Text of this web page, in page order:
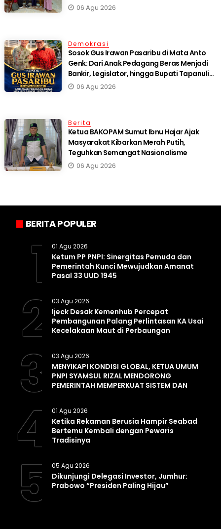
06 Agu 2026
Demokrasi
Sosok Gus Irawan Pasaribu di Mata Anto
Genk: Dari Anak Pedagang Beras Menjadi
Bankir, Legislator, hingga Bupati Tapanuli
Selatan
06 Agu 2026
Berita
Ketua BAKOPAM Sumut Ibnu Hajar Ajak
Masyarakat Kibarkan Merah Putih,
Teguhkan Semangat Nasionalisme
06 Agu 2026
BERITA POPULER
1 01 Agu 2026
Ketum PP PNPI: Sinergitas Pemuda dan
Pemerintah Kunci Mewujudkan Amanat
Pasal 33 UUD 1945
2 03 Agu 2026
Ijeck Desak Kemenhub Percepat
Pembangunan Palang Perlintasan KA Usai
Kecelakaan Maut di Perbaungan
3 03 Agu 2026
MENYIKAPI KONDISI GLOBAL, KETUA UMUM
PNPI SYAMSUL RIZAL MENDORONG
PEMERINTAH MEMPERKUAT SISTEM DAN
4 01 Agu 2026
Ketika Rekaman Berusia Hampir Seabad
Bertemu Kembali dengan Pewaris
Tradisinya
5 05 Agu 2026
Dikunjungi Delegasi Investor, Jumhur:
Prabowo “Presiden Paling Hijau”